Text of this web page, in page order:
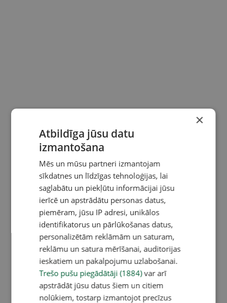
×
Atbildīga jūsu datu
izmantošana
Mēs un mūsu partneri izmantojam
sīkdatnes un līdzīgas tehnoloģijas, lai
saglabātu un piekļūtu informācijai jūsu
ierīcē un apstrādātu personas datus,
piemēram, jūsu IP adresi, unikālos
identifikatorus un pārlūkošanas datus,
personalizētām reklāmām un saturam,
reklāmu un satura mērīšanai, auditorijas
ieskatiem un pakalpojumu uzlabošanai.
Trešo pušu piegādātāji (1884)var arī
apstrādāt jūsu datus šiem un citiem
nolūkiem, tostarp izmantojot precīzus